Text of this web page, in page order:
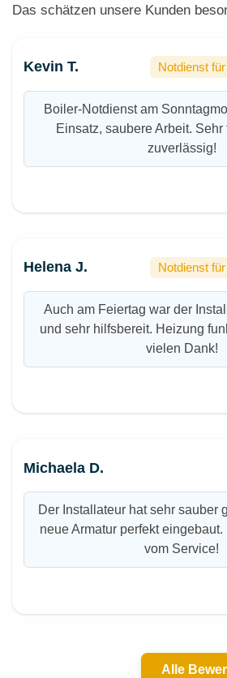
Das schätzen unsere Kunden
Kevin T. Notdienst
Boiler-Notdienst am
Einsatz, saubere Arbeit.
zuverlässig!
Helena J. Notdienst
Auch am Feiertag war der
und sehr hilfsbereit. Heizung
vielen Dank!
Michaela D.
Der Installateur hat sehr sauber
neue Armatur perfekt
vom Service!
Alle